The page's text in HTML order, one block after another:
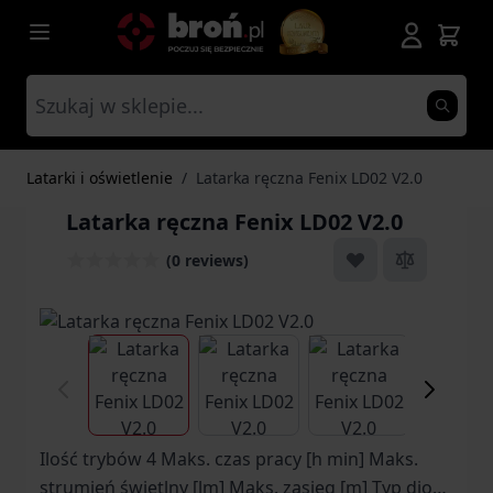
Przejdź do treści
Latarki i oświetlenie / Latarka ręczna Fenix LD02 V2.0
Latarka ręczna Fenix LD02 V2.0
(0 reviews)
View larger imageView larger imageView larger
Ilość trybów 4 Maks. czas pracy [h min] Maks.
strumień świetlny [lm] Maks. zasięg [m] Typ diody